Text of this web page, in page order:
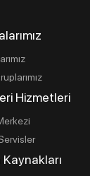
Hizmetleri